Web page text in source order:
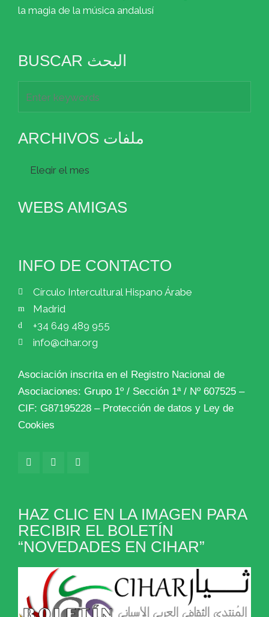
la magia de la música andalusí
BUSCAR البحث
ARCHIVOS ملفات
ملفات
WEBS AMIGAS
INFO DE CONTACTO
Círculo Intercultural Hispano Árabe
Madrid
+34 649 489 955
info@cihar.org
Asociación inscrita en el Registro Nacional de
Asociaciones: Grupo 1º / Sección 1ª / Nº 607525 –
CIF: G87195228 – Protección de datos y Ley de
Cookies
HAZ CLIC EN LA IMAGEN PARA
RECIBIR EL BOLETÍN
“NOVEDADES EN CIHAR”